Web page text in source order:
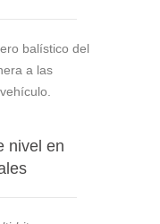
balístico del
a las
nivel en